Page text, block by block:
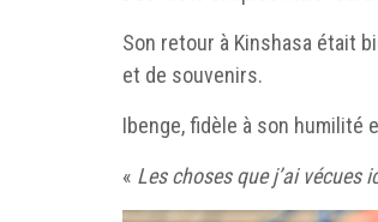
Son retour à Kinshasa était
et de souvenirs.
Ibenge, fidèle à son humilité
« Les choses que j’ai vécues